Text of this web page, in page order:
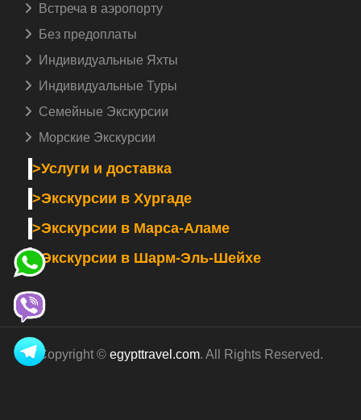
Встреча в аэропорту️
Без предоплаты
Индивидуальные Яхты
Индивидуальные Туры
Семейные Экскурсии
Морские Экскурсии
>Услуги и доставка
>Экскурсии в Хургаде
>Экскурсии в Марса-Аламе
>Экскурсии в Шарм-Эль-Шейхе
Copyright © egypttravel.com. All Rights Reserved.